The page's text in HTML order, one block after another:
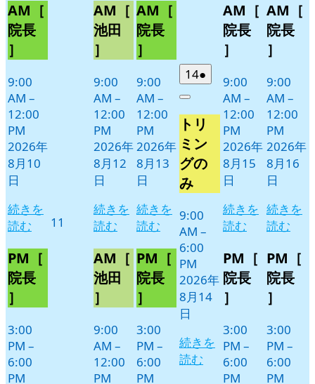
月
10
日
イ
ト)
AM［
院長
］
9:00
AM –
12:00
PM
2026年
8月10
日
続きを
読む
PM［
院長
］
3:00
PM –
6:00
PM
11
月
12
日
イ
ベ
ト)
AM［
池田
］
9:00
AM –
12:00
PM
2026年
8月12
日
続きを
読む
AM［
池田
］
9:00
AM –
12:00
PM
月
13
日
イ
ト)
AM［
院長
］
9:00
AM –
12:00
PM
2026年
8月13
日
続きを
読む
PM［
院長
］
3:00
PM –
6:00
PM
142026
年
月
14
日
●
件
ベ
ン
ト)
Close
トリ
ミン
グの
み
9:00
AM –
6:00
PM
2026年
8月14
日
続きを
読む
月
15
日
イ
ベ
ト)
AM［
院長
］
9:00
AM –
12:00
PM
2026年
8月15
日
続きを
読む
PM［
院長
］
3:00
PM –
6:00
PM
月
16
日
イ
AM［
院長
］
9:00
AM –
12:00
PM
2026年
8月16
日
続きを
読む
PM［
院長
］
3:00
PM –
6:00
PM